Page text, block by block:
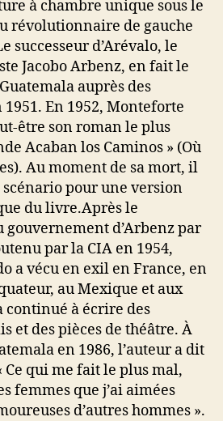
à chambre unique sous le
révolutionnaire de gauche
successeur d’Arévalo, le
Jacobo Arbenz, en fait le
auprès des
En 1952, Monteforte
être son roman le plus
Acaban los Caminos » (Où
Au moment de sa mort, il
pour une version
du livre.Après le
d’Arbenz par
par la CIA en 1954,
a vécu en exil en France, en
au Mexique et aux
continué à écrire des
et des pièces de théâtre. À
en 1986, l’auteur a dit
Ce qui me fait le plus mal,
femmes que j’ai aimées
d’autres hommes ».